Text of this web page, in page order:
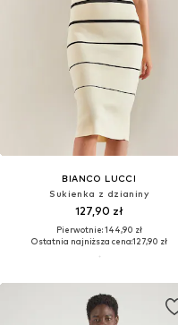
BIANCO LUCCI
Sukienka z dzianiny
127,90 zł
Pierwotnie: 144,90 zł
Ostatnia najniższa cena:127,90 zł